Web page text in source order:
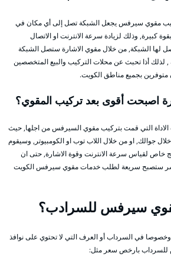
مقوي سيرفس يجعل الشبكة تصل إلى أي مكان في
كبيرة, وذلك لزيادة سرعة الانترنت او الاتصال
لها الشبكة, من خلال مقوي الاشارة ستصل الشبكة
لذلك أذا تحبث عن محلات التركيب والبيع المتخصصين
بجميع مناطق الكويت.
اصبحت أقوى بعد تركيب المقوي؟
التي قمت بتركيب مقوي السيرفس من اجلها, حيث
جوالك, او من خلال اللاب توب او الكومبيوتر, وسيقوم
خاص لقياس سرعة الانترنت وقوة الاشارة, حتى ان
ستصبح سريعة لطلب خدمات مقوي سيرفس الكويت
سيرفس للسرادب؟
في السرداب أو العرف التي لا تحتوي على نوافذ
للسرداب بارخص سعر مثل: